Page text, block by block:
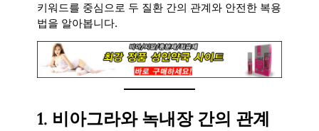
키워드를 중심으로 두 질환 간의 관계와 안전한 복용
법을 알아봅니다.
1. 비아그라와 녹내장 간의 관계